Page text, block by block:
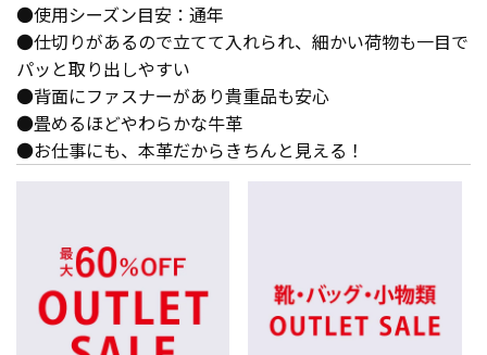
●使用シーズン目安：通年
●仕切りがあるので立てて入れられ、細かい荷物も一目で
パッと取り出しやすい
●背面にファスナーがあり貴重品も安心
●畳めるほどやわらかな牛革
●お仕事にも、本革だからきちんと見える！